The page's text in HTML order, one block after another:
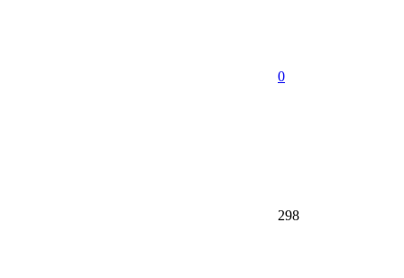
0
298